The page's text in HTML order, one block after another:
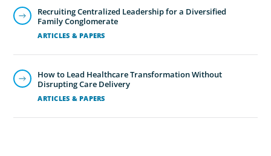
ARTICLES & PAPERS
Recruiting Centralized Leadership for a Diversified
Family Conglomerate
ARTICLES & PAPERS
How to Lead Healthcare Transformation Without
Disrupting Care Delivery